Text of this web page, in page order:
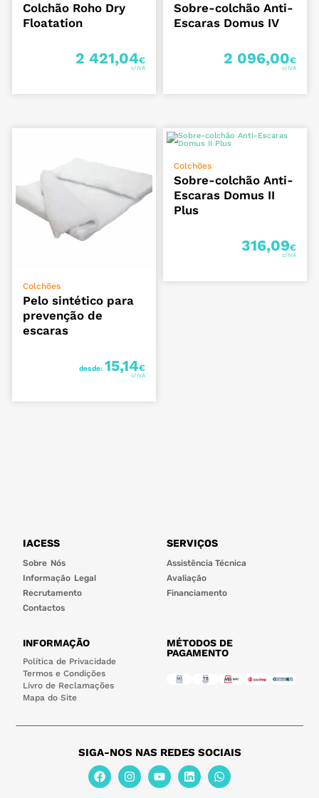
Colchão Roho Dry
Floatation
2 421,04€
Sobre-colchão Anti-
Escaras Domus IV
2 096,00€
Colchões
Pelo sintético para
prevenção de
escaras
desde: 15,14€
Colchões
Sobre-colchão Anti-
Escaras Domus II
Plus
316,09€
IACESS
Sobre Nós
Informação Legal
Recrutamento
Contactos
SERVIÇOS
Assistência Técnica
Avaliação
Financiamento
INFORMAÇÃO
Política de Privacidade
Termos e Condições
Livro de Reclamações
Mapa do Site
MÉTODOS DE
PAGAMENTO
SIGA-NOS NAS REDES SOCIAIS